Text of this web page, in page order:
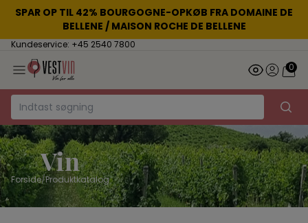
SPAR OP TIL 42% BOURGOGNE-OPKØB FRA DOMAINE DE
BELLENE / MAISON ROCHE DE BELLENE
Kundeservice: +45 2540 7800
0
Vin
Forside/Produktkatalog